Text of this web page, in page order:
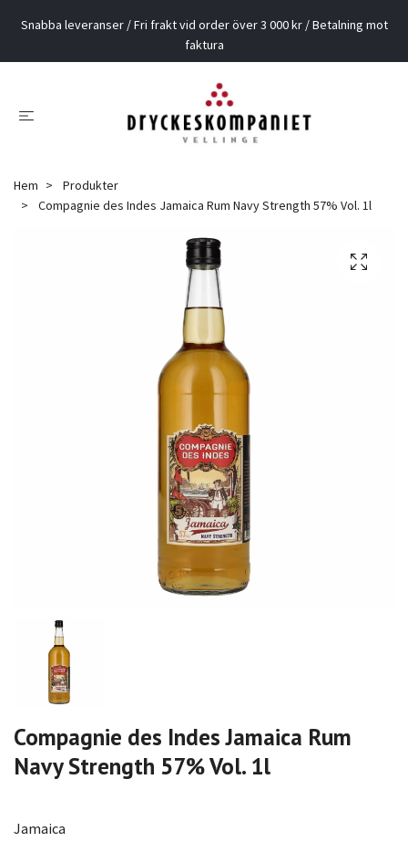
Snabba leveranser / Fri frakt vid order över 3 000 kr / Betalning mot
faktura
Hem
Produkter
Compagnie des Indes Jamaica Rum Navy Strength 57% Vol. 1l
Compagnie des Indes Jamaica Rum
Navy Strength 57% Vol. 1l
Jamaica